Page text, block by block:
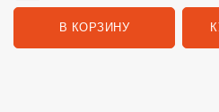
В КОРЗИНУ